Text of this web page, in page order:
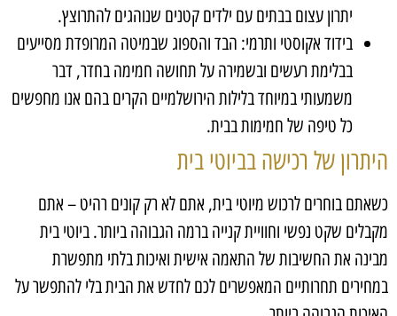
יתרון עצום בבתים עם ילדים קטנים שנוהגים להתרוצץ.
בידוד אקוסטי ותרמי: הבד והספוג שבמיטה המרופדת מסייעים
בבלימת רעשים ובשמירה על תחושה חמימה בחדר, דבר
משמעותי במיוחד בלילות הירושלמיים הקרים בהם אנו מחפשים
כל טיפה של חמימות בבית.
היתרון של רכישה בביוטי בית
כשאתם בוחרים לרכוש מיוטי בית, אתם לא רק קונים רהיט – אתם
מקבלים שקט נפשי וחוויית קנייה ברמה הגבוהה ביותר. ביוטי בית
מבינה את החשיבות של התאמה אישית ואיכות בלתי מתפשרת
במחירים תחרותיים המאפשרים לכם לחדש את הבית בלי להתפשר על